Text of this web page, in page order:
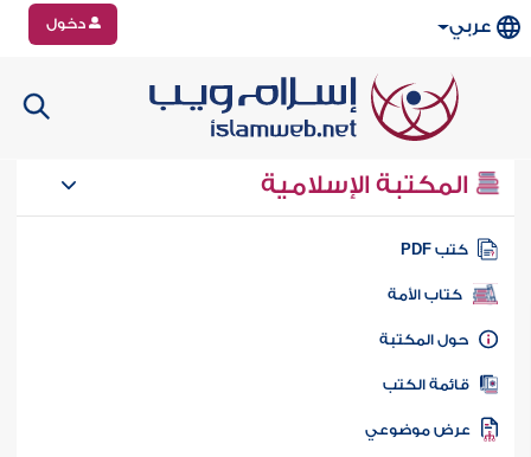
عربي دخول
المكتبة الإسلامية
كتب PDF
كتاب الأمة
المكتبة
الكتب